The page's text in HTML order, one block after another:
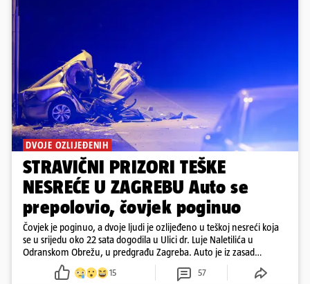
DVOJE OZLIJEĐENIH
STRAVIČNI PRIZORI TEŠKE
NESREĆE U ZAGREBU Auto se
prepolovio, čovjek poginuo
Čovjek je poginuo, a dvoje ljudi je ozlijeđeno u teškoj nesreći koja
se u srijedu oko 22 sata dogodila u Ulici dr. Luje Naletilića u
Odranskom Obrežu, u predgrađu Zagreba. Auto je iz zasad
neutvrđenih razloga sletio s kolnika, a od siline udara vozilo se
prepolovilo.
15 57